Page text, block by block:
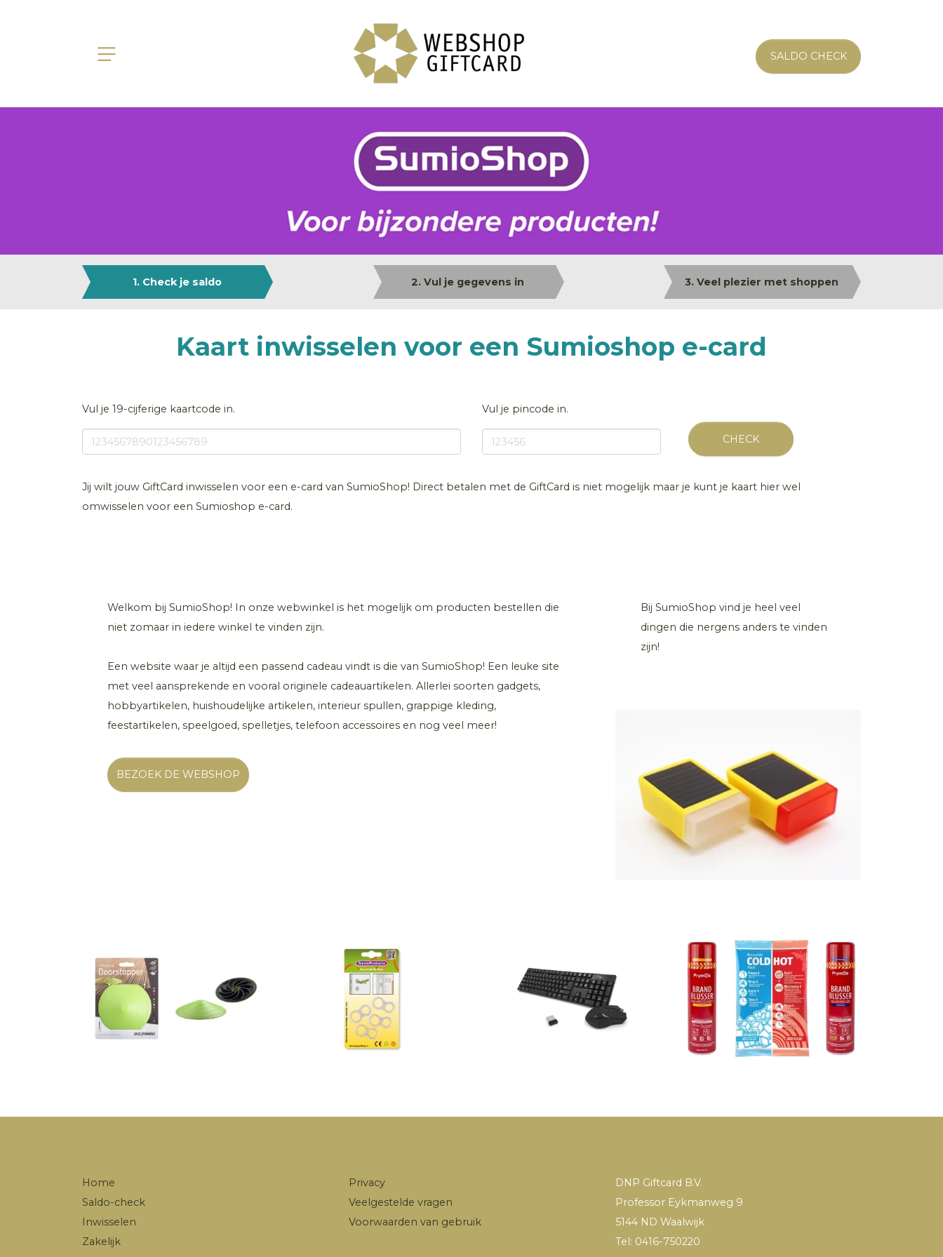
SALDO CHECK
1. Check je saldo 2. Vul je gegevens in 3. Veel plezier met shoppen
Kaart inwisselen voor een Sumioshop e-card
Vul je 19-cijferige kaartcode in. Vul je pincode in.
CHECK
Jij wilt jouw GiftCard inwisselen voor een e-card van SumioShop! Direct betalen met de GiftCard is niet mogelijk maar je kunt je kaart hier wel
omwisselen voor een Sumioshop e-card.
Welkom bij SumioShop! In onze webwinkel is het mogelijk om producten bestellen die
niet zomaar in iedere winkel te vinden zijn.
Een website waar je altijd een passend cadeau vindt is die van SumioShop! Een leuke site
met veel aansprekende en vooral originele cadeauartikelen. Allerlei soorten gadgets,
hobbyartikelen, huishoudelijke artikelen, interieur spullen, grappige kleding,
feestartikelen, speelgoed, spelletjes, telefoon accessoires en nog veel meer!
BEZOEK DE WEBSHOP
Bij SumioShop vind je heel veel
dingen die nergens anders te vinden
zijn!
Home
Saldo-check
Inwisselen
Zakelijk
Privacy
Veelgestelde vragen
Voorwaarden van gebruik
DNP Giftcard B.V.
Professor Eykmanweg 9
5144 ND Waalwijk
Tel: 0416-750220